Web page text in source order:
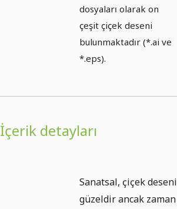
dosyaları olarak on
çeşit çiçek deseni
bulunmaktadır (*.ai ve
*.eps).
İçerik detayları
Sanatsal, çiçek deseni
güzeldir ancak zaman